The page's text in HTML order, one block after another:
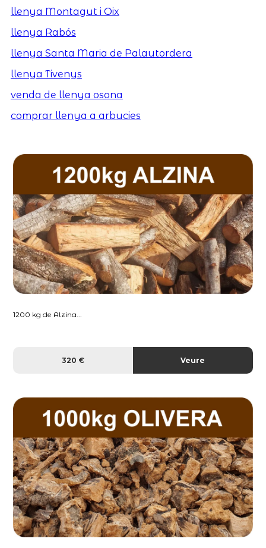
llenya Montagut i Oix
llenya Rabós
llenya Santa Maria de Palautordera
llenya Tivenys
venda de llenya osona
comprar llenya a arbucies
1200 kg de Alzina...
320 € Veure